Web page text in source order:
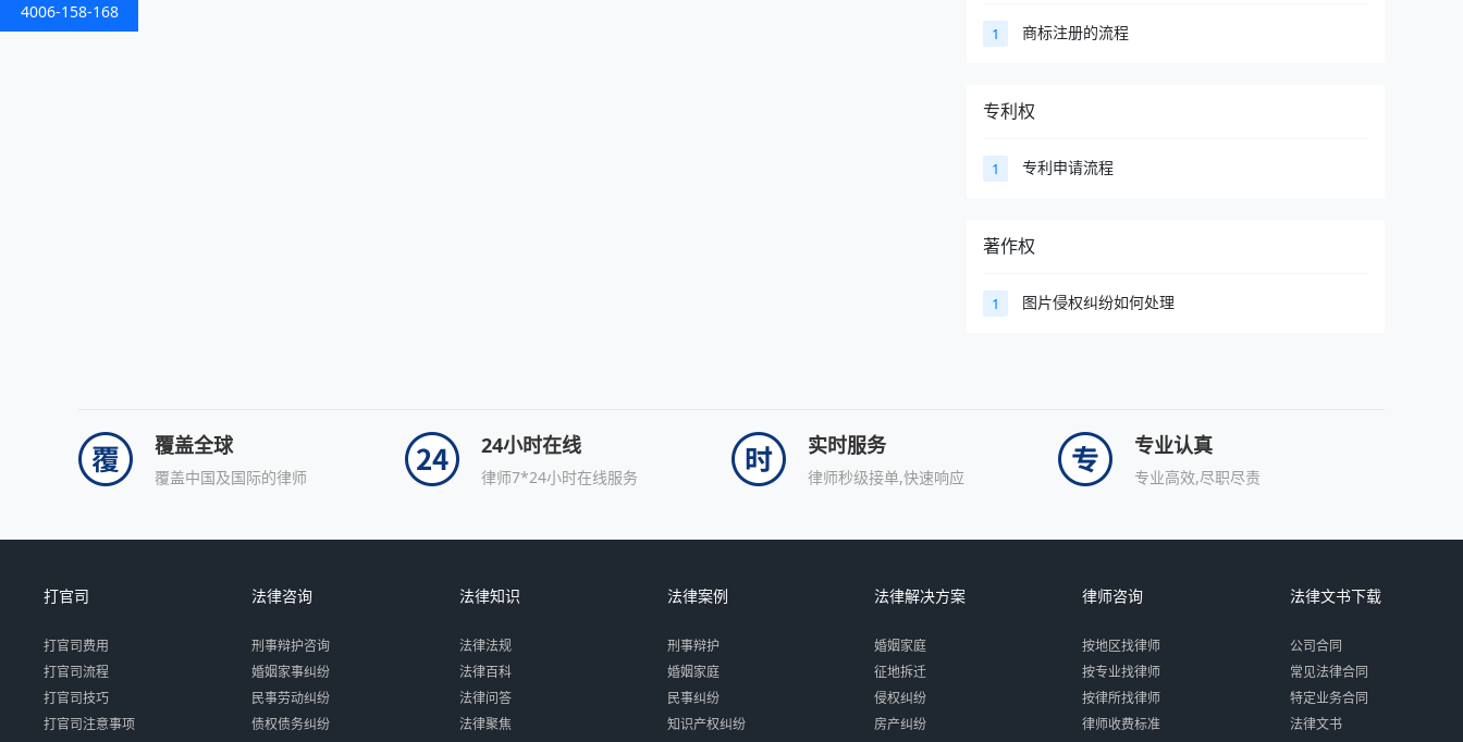
1 商标注册的流程
专利权
1 专利申请流程
著作权
1 图片侵权纠纷如何处理
覆盖全球
覆盖中国及国际的律师
24小时在线
律师7*24小时在线服务
实时服务
律师秒级接单,快速响应
专业认真
专业高效,尽职尽责
打官司
打官司费用
打官司流程
打官司技巧
打官司注意事项
法律咨询
刑事辩护咨询
婚姻家事纠纷
民事劳动纠纷
债权债务纠纷
法律知识
法律法规
法律百科
法律问答
法律聚焦
法律案例
刑事辩护
婚姻家庭
民事纠纷
知识产权纠纷
法律解决方案
婚姻家庭
征地拆迁
侵权纠纷
房产纠纷
律师咨询
按地区找律师
按专业找律师
按律所找律师
律师收费标准
法律文书下载
公司合同
常见法律合同
特定业务合同
法律文书
4006-158-168